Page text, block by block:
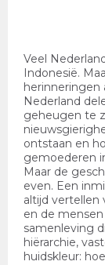
Veel
Indonesië.
herinneringen
Nederland
geheugen te
ontstaan en
gemoederen
Maar de
even. Een
altijd vertellen
en de
samenleving
hiërarchie,
huidskleur: